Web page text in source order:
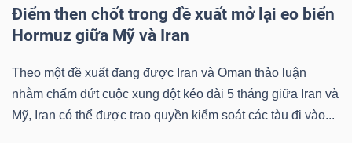
Điểm then chốt trong đề xuất mở lại eo biển
Hormuz giữa Mỹ và Iran
Theo một đề xuất đang được Iran và Oman thảo luận
nhằm chấm dứt cuộc xung đột kéo dài 5 tháng giữa Iran và
Mỹ, Iran có thể được trao quyền kiểm soát các tàu đi vào...
CHÍNH